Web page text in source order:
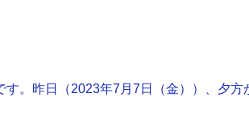
。昨日（2023年7月7日（金））、夕方